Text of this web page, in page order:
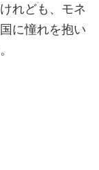
れども、モネ
に憧れを抱い